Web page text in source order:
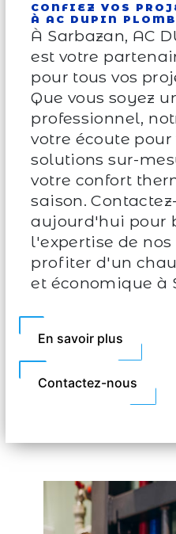
CONFIEZ VOS
À AC DUPIN
À Sarbazan, AC
est votre
pour tous vos
Que vous soyez
professionnel,
votre écoute
solutions sur-
votre confort
saison.
aujourd'hui pour
l'expertise de
profiter d'un
et économique à
En savoir plus
Contactez-nous